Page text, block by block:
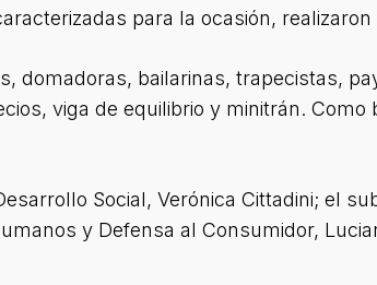
para la ocasión,
domadoras, bailarinas, trapecistas,
viga de equilibrio y minitrán.
Social, Verónica Cittadini; el
y Defensa al Consumidor,